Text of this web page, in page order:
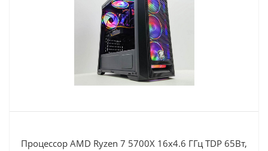
Процессор AMD Ryzen 7 5700X 16x4.6 ГГц TDP 65Вт,